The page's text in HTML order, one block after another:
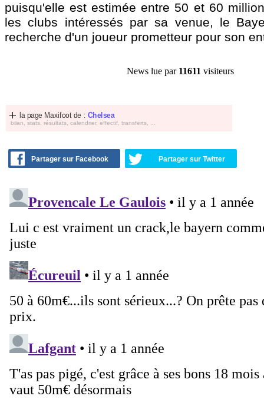
puisqu'elle est estimée entre 50 et 60
les clubs intéressés par sa venue, le
recherche d'un joueur prometteur pour son
News lue par 11611 visiteurs
la page Maxifoot de : Chelsea
bilan, stats, résultats, calendrier, effectif, transferts, ...
Partager sur Facebook Partager sur Twitter